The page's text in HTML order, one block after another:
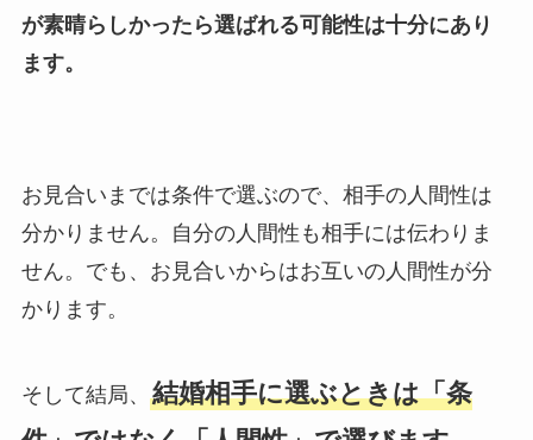
が素晴らしかったら選ばれる可能性は十分にあり
ます。
お見合いまでは条件で選ぶので、相手の人間性は
分かりません。自分の人間性も相手には伝わりま
せん。でも、お見合いからはお互いの人間性が分
かります。
そして結局、 結婚相手に選ぶときは「条